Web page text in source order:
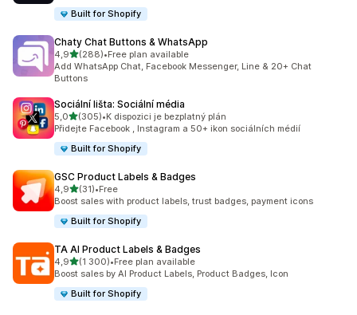
Built for Shopify
Chaty Chat Buttons & WhatsApp
4,9z 5 hvězd
(288)
Celkový počet recenzí: 288
•Free plan available
Add WhatsApp Chat, Facebook Messenger, Line & 20+ Chat
Buttons
Sociální lišta: Sociální média
5,0z 5 hvězd
(305)
Celkový počet recenzí: 305
•K dispozici je bezplatný plán
Přidejte Facebook , Instagram a 50+ ikon sociálních médií
Built for Shopify
GSC Product Labels & Badges
4,9z 5 hvězd
(31)
Celkový počet recenzí: 31
•Free
Boost sales with product labels, trust badges, payment icons
Built for Shopify
TA AI Product Labels & Badges
4,9z 5 hvězd
(1 300)
Celkový počet recenzí: 1300
•Free plan available
Boost sales by AI Product Labels, Product Badges, Icon
Built for Shopify